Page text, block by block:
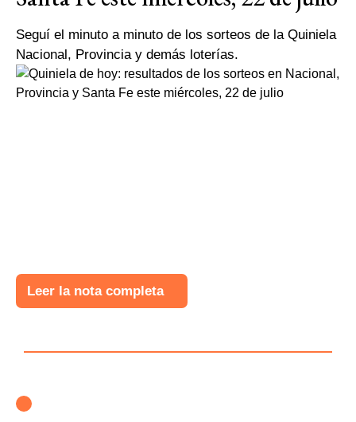
Seguí el minuto a minuto de los sorteos de la Quiniela
Nacional, Provincia y demás loterías.
Leer la nota completa